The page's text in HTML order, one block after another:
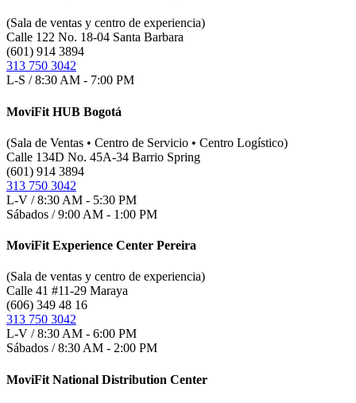
(Sala de ventas y centro de experiencia)
Calle 122 No. 18-04 Santa Barbara
(601) 914 3894
313 750 3042
L-S / 8:30 AM - 7:00 PM
MoviFit HUB Bogotá
(Sala de Ventas • Centro de Servicio • Centro Logístico)
Calle 134D No. 45A-34 Barrio Spring
(601) 914 3894
313 750 3042
L-V / 8:30 AM - 5:30 PM
Sábados / 9:00 AM - 1:00 PM
MoviFit Experience Center Pereira
(Sala de ventas y centro de experiencia)
Calle 41 #11-29 Maraya
(606) 349 48 16
313 750 3042
L-V / 8:30 AM - 6:00 PM
Sábados / 8:30 AM - 2:00 PM
MoviFit National Distribution Center